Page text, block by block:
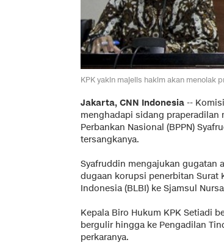
KPK yakin majelis hakim akan menolak
Jakarta, CNN Indonesia --
menghadapi sidang praperadilan
Perbankan Nasional (BPPN)
tersangkanya.
Syafruddin mengajukan gugatan
dugaan korupsi penerbitan Surat
Indonesia (BLBI) ke Sjamsul
Kepala Biro Hukum KPK Setiadi
bergulir hingga ke Pengadilan
perkaranya.